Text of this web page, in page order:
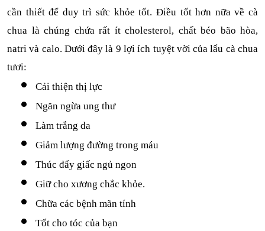
cần thiết để duy trì sức khỏe tốt. Điều tốt hơn nữa về cà
chua là chúng chứa rất ít cholesterol, chất béo bão hòa,
natri và calo. Dưới đây là 9 lợi ích tuyệt vời của lẩu cà chua
tươi:
Cải thiện thị lực
Ngăn ngừa ung thư
Làm trắng da
Giảm lượng đường trong máu
Thúc đẩy giấc ngủ ngon
Giữ cho xương chắc khỏe.
Chữa các bệnh mãn tính
Tốt cho tóc của bạn